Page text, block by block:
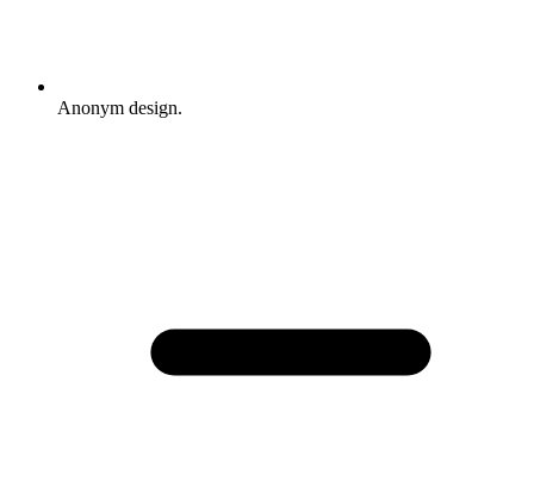
Anonym design.